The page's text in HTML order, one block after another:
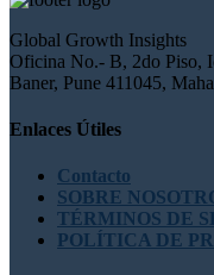
Global Growth Insights
Oficina No.- B, 2do Piso,
Baner, Pune 411045,
Enlaces Útiles
Contacto
SOBRE
TÉRMINOS DE
POLÍTICA DE